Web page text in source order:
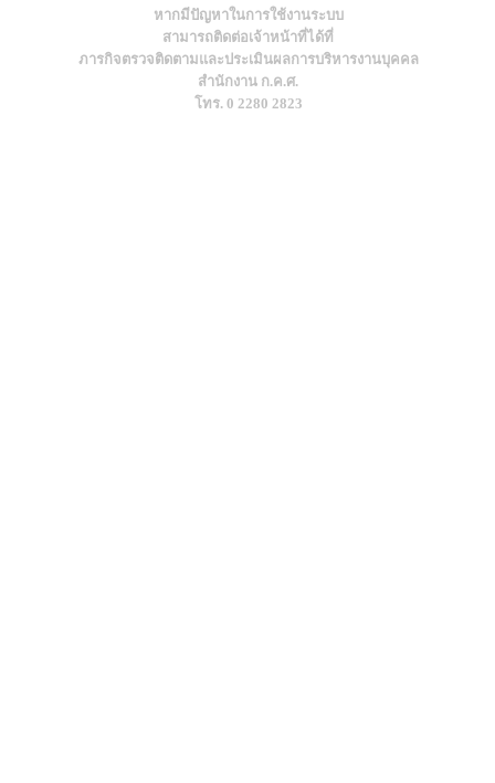
หากมีปัญหาในการใช้งานระบบ
สามารถติดต่อเจ้าหน้าที่ได้ที่
ภารกิจตรวจติดตามและประเมินผลการบริหารงานบุคคล
สำนักงาน ก.ค.ศ.
โทร. 0 2280 2823